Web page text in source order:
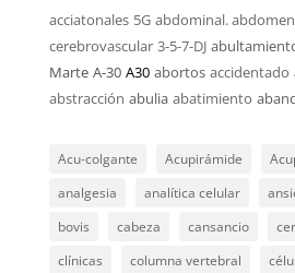
acciatonales 5G abdominal. abdomen
cerebrovascular 3-5-7-DJ
Marte A-30 A30 abortos accidentado
abstracción abulia abatimiento
Acu-colgante Acupirámide
analgesia
analítica celular
bovis
cabeza cansancio
clínicas
columna vertebral